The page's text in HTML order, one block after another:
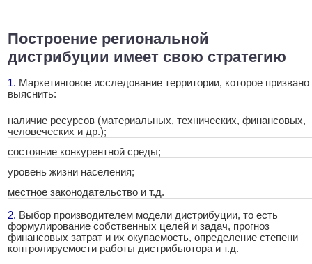
Построение региональной
дистрибуции имеет свою стратегию
1. Маркетинговое исследование территории, которое призвано
выяснить:
наличие ресурсов (материальных, технических, финансовых,
человеческих и др.);
состояние конкурентной среды;
уровень жизни населения;
местное законодательство и т.д.
2. Выбор производителем модели дистрибуции, то есть
формулирование собственных целей и задач, прогноз
финансовых затрат и их окупаемость, определение степени
контролируемости работы дистрибьютора и т.д.